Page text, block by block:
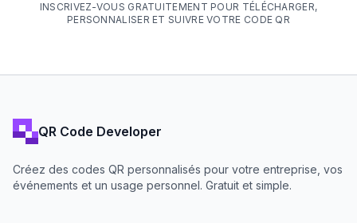
INSCRIVEZ-VOUS GRATUITEMENT POUR TÉLÉCHARGER,
PERSONNALISER ET SUIVRE VOTRE CODE QR
QR Code Developer
Créez des codes QR personnalisés pour votre entreprise, vos
événements et un usage personnel. Gratuit et simple.